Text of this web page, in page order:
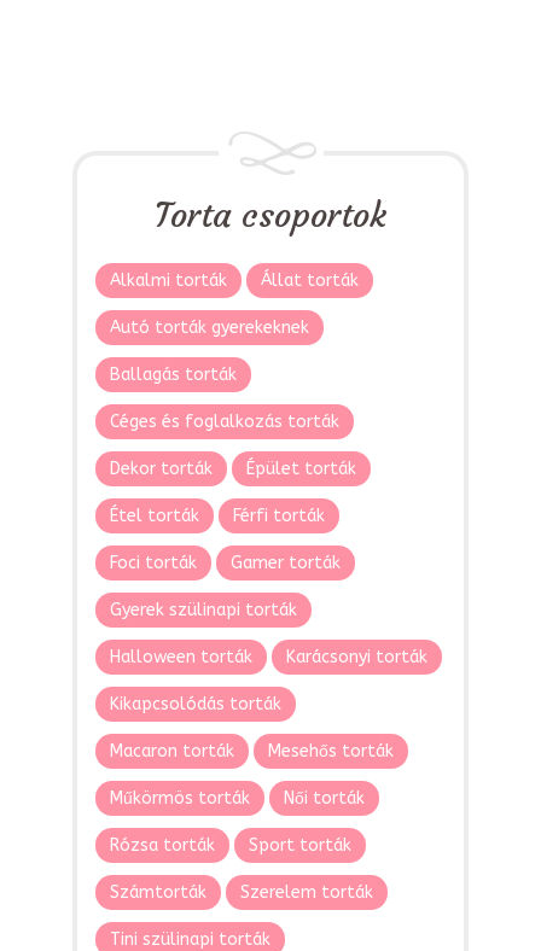
Torta csoportok
Alkalmi torták Állat torták
Autó torták gyerekeknek
Ballagás torták
Céges és foglalkozás torták
Dekor torták Épület torták
Étel torták Férfi torták
Foci torták Gamer torták
Gyerek szülinapi torták
Halloween torták Karácsonyi torták
Kikapcsolódás torták
Macaron torták Mesehős torták
Műkörmös torták Női torták
Rózsa torták Sport torták
Számtorták Szerelem torták
Tini szülinapi torták